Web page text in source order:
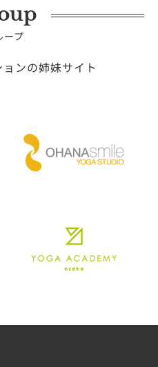
ープ
ンの姉妹サイト